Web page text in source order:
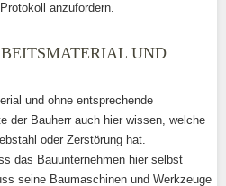
anzufordern.
UND
und ohne entsprechende
der Bauherr auch hier wissen, welche
oder Zerstörung hat.
das Bauunternehmen hier selbst
seine Baumaschinen und Werkzeuge